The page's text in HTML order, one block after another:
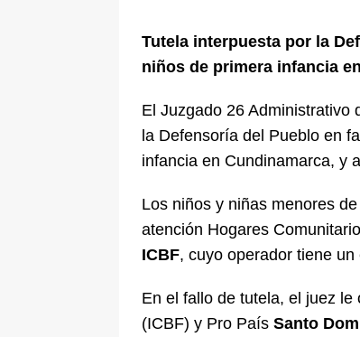
[ 6 de agosto de 2026 ]
Tutela interpuesta por la
niños de primera infancia
El Juzgado 26 Administrativo
la Defensoría del Pueblo en
infancia en Cundinamarca, y
Los niños y niñas menores
atención Hogares
ICBF, cuyo operador tiene
En el fallo de tutela, el juez
(ICBF) y Pro País Santo